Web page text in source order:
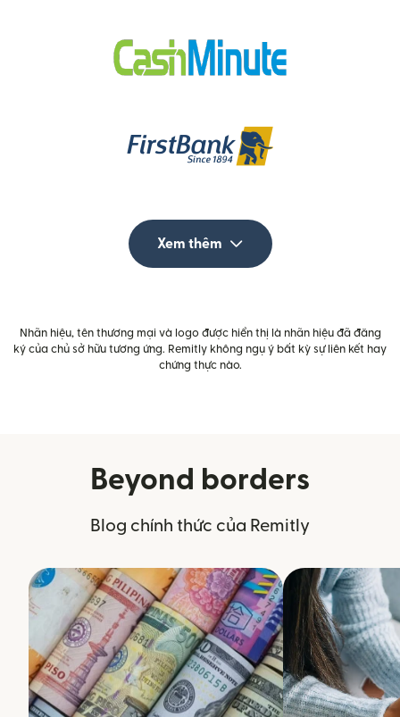
Xem thêm
Nhãn hiệu, tên thương mại và logo được hiển thị là nhãn hiệu đã đăng
ký của chủ sở hữu tương ứng. Remitly không ngụ ý bất kỳ sự liên kết hay
chứng thực nào.
Beyond borders
Blog chính thức của Remitly